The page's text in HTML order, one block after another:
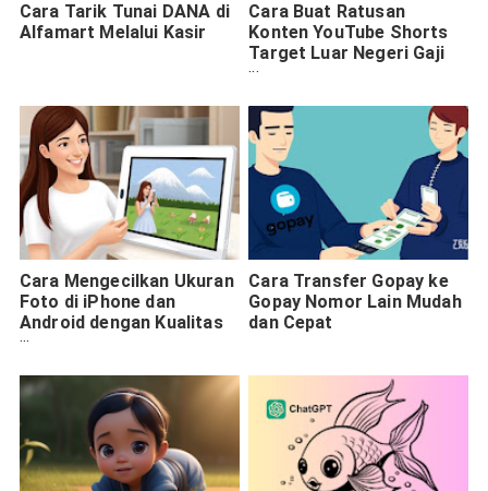
Cara Tarik Tunai DANA di
Alfamart Melalui Kasir
Cara Buat Ratusan
Konten YouTube Shorts
Target Luar Negeri Gaji
Puluhan Juta
Cara Mengecilkan Ukuran
Foto di iPhone dan
Android dengan Kualitas
yang Bagus
Cara Transfer Gopay ke
Gopay Nomor Lain Mudah
dan Cepat